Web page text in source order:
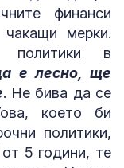
финанси
мерки.
политики в
е лесно, ще
. Не бива да се
което би
политики,
5 години, те